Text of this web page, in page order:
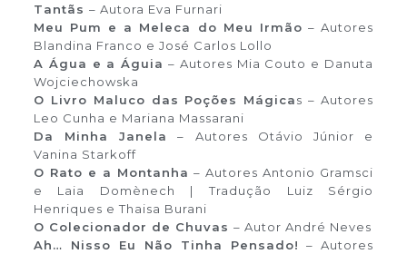
Tantãs – Autora Eva Furnari
Meu Pum e a Meleca do Meu Irmão – Autores
Blandina Franco e José Carlos Lollo
A Água e a Águia – Autores Mia Couto e Danuta
Wojciechowska
O Livro Maluco das Poções Mágicas – Autores
Leo Cunha e Mariana Massarani
Da Minha Janela
– Autores Otávio Júnior e
Vanina Starkoff
O Rato e a Montanha – Autores Antonio Gramsci
e Laia Domènech | Tradução Luiz Sérgio
Henriques e Thaisa Burani
O Colecionador de Chuvas – Autor André Neves
Ah… Nisso Eu Não Tinha Pensado!
– Autores